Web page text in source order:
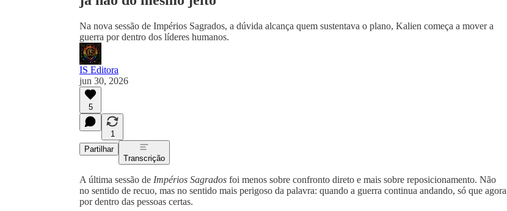
Na nova sessão de Impérios Sagrados, a dúvida alcança quem sustentava o plano, Kalien começa a mover a
guerra por dentro dos líderes humanos.
IS Editora
jun 30, 2026
5
1
Partilhar
Transcrição
A última sessão de Impérios Sagrados foi menos sobre confronto direto e mais sobre reposicionamento. Não
no sentido de recuo, mas no sentido mais perigoso da palavra: quando a guerra continua andando, só que agora
por dentro das pessoas certas.